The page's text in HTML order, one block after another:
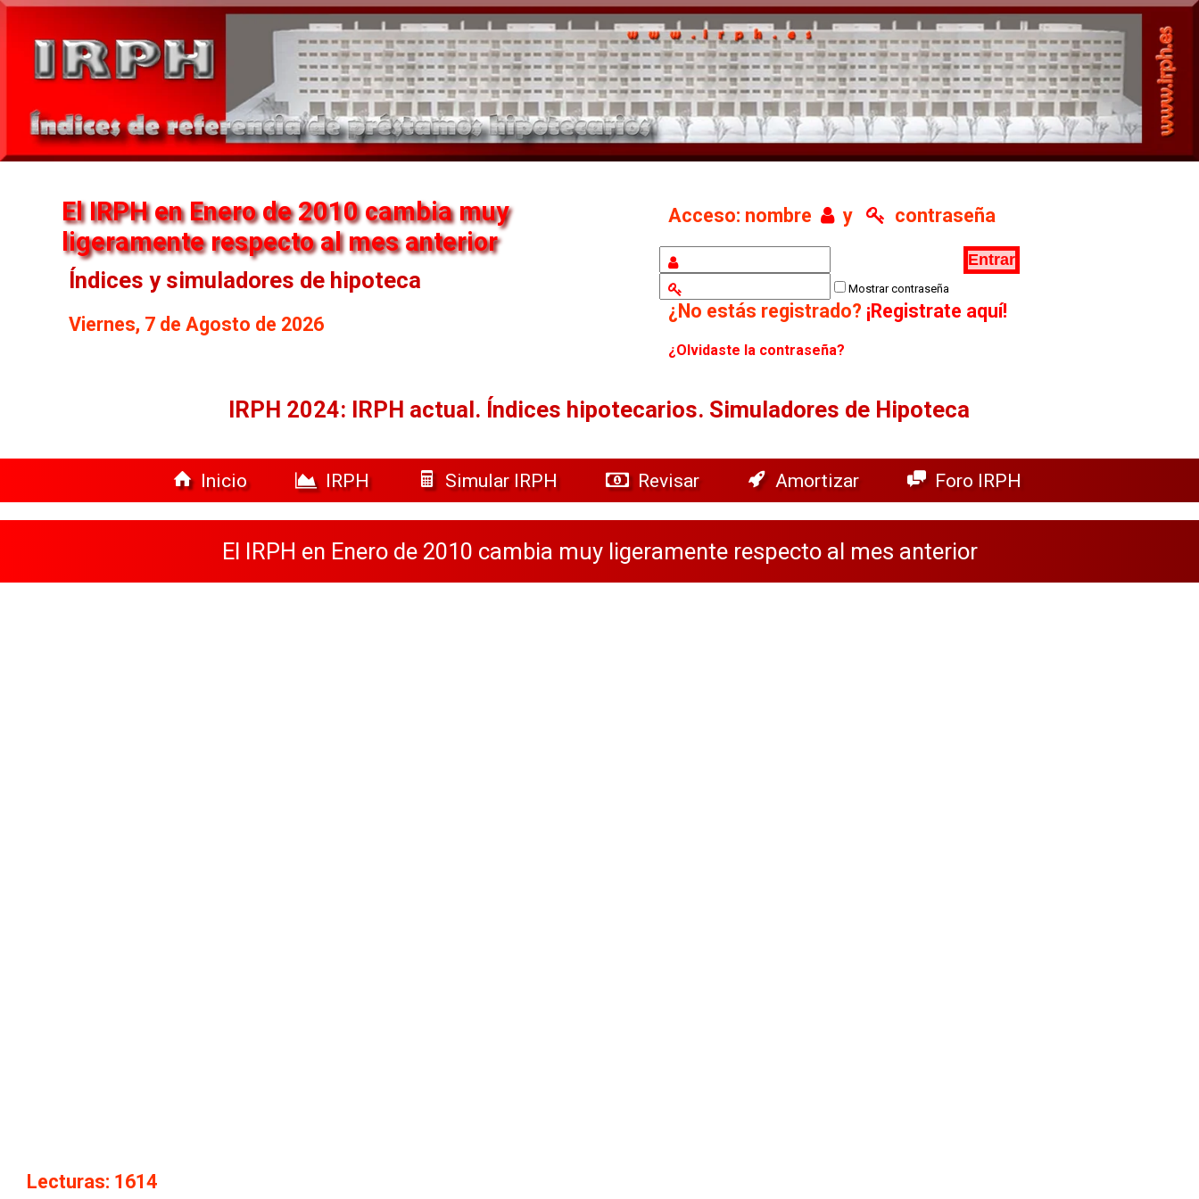
El IRPH en Enero de 2010 cambia muy
ligeramente respecto al mes anterior
Índices y simuladores de hipoteca
Viernes, 7 de Agosto de 2026
Acceso: nombre y contraseña
Mostrar contraseña
¿No estás registrado? ¡Registrate aquí!
¿Olvidaste la contraseña?
IRPH 2024: IRPH actual. Índices hipotecarios. Simuladores de Hipoteca
Inicio IRPH Simular IRPH Revisar Amortizar Foro IRPH
El IRPH en Enero de 2010 cambia muy ligeramente respecto al mes anterior
Lecturas: 1614